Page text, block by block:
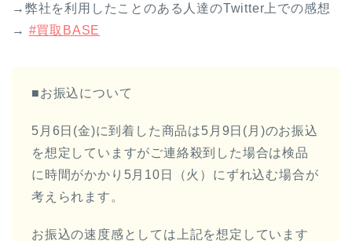
→弊社を利用したことのある人達のTwitter上での感想
→ #買取BASE
■お振込について
5月6日(金)に到着した商品は5月9日(月)のお振込
を想定していますがご連絡殺到した場合は検品
に時間がかかり5月10日（火）にずれ込む場合が
考えられます。
お振込の速度感としては上記を想定しています